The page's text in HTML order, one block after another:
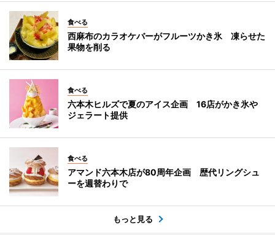
食べる
西麻布のカラオケバーがフルーツかき氷 凍らせた
果物を削る
食べる
六本木ヒルズで夏のアイス企画 16店がかき氷や
ジェラート提供
食べる
アマンド六本木店が80周年企画 歴代リングシュ
ーを週替わりで
もっと見る